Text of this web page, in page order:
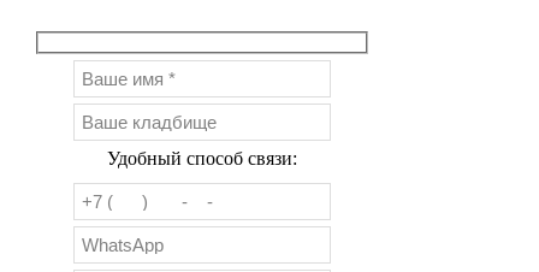
Удобный способ связи: